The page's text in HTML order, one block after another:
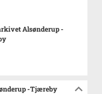
Alsønderup -
-Tjæreby